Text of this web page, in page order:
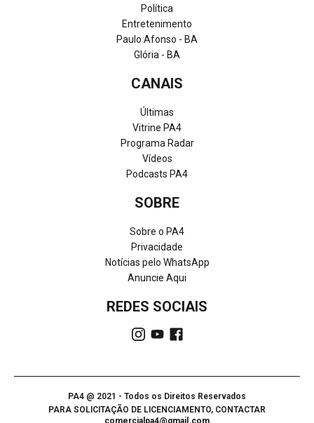
Política
Entretenimento
Paulo Afonso - BA
Glória - BA
CANAIS
Últimas
Vitrine PA4
Programa Radar
Vídeos
Podcasts PA4
SOBRE
Sobre o PA4
Privacidade
Notícias pelo WhatsApp
Anuncie Aqui
REDES SOCIAIS
PA4 @ 2021 - Todos os Direitos Reservados
PARA SOLICITAÇÃO DE LICENCIAMENTO, CONTACTAR